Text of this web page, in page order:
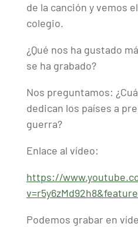
de la canción y vemos
colegio.
¿Qué nos ha gustado
se ha grabado?
Nos preguntamos:
dedican los países a
guerra?
Enlace al vídeo:
https://
Podemos grabar en